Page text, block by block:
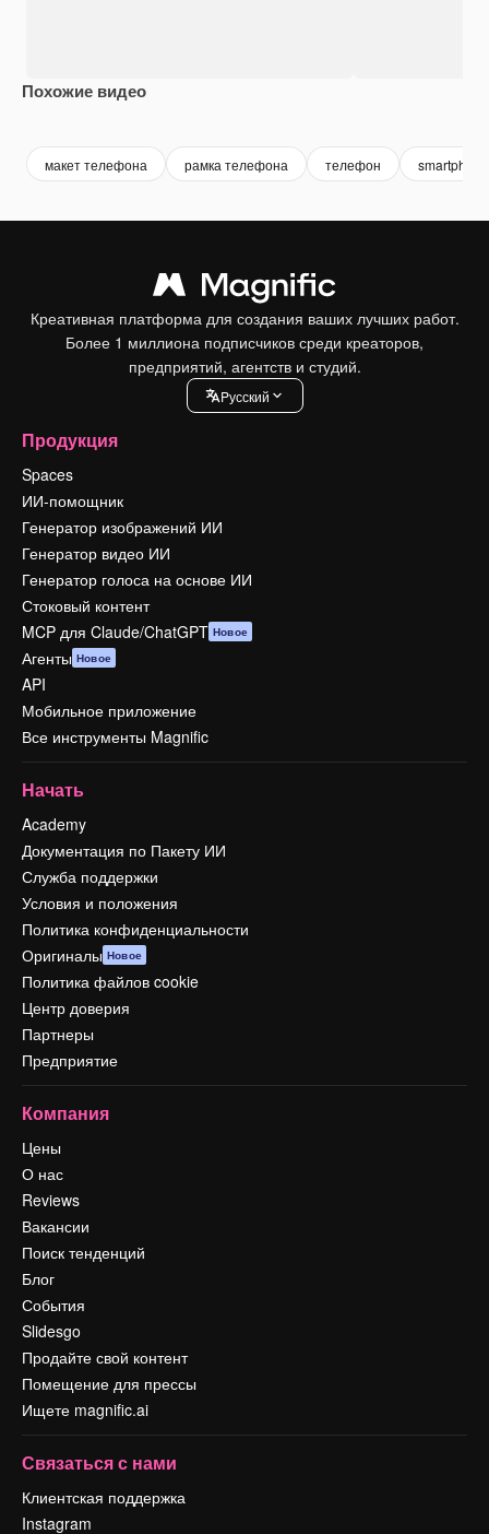
Похожие видео
макет телефона рамка телефона телефон smartphone
Креативная платформа для создания ваших лучших работ.
Более 1 миллиона подписчиков среди креаторов,
предприятий, агентств и студий.
Pусский
Продукция
Spaces
ИИ-помощник
Генератор изображений ИИ
Генератор видео ИИ
Генератор голоса на основе ИИ
Стоковый контент
MCP для Claude/ChatGPT Новое
Агенты Новое
API
Мобильное приложение
Все инструменты Magnific
Начать
Academy
Документация по Пакету ИИ
Служба поддержки
Условия и положения
Политика конфиденциальности
Оригиналы Новое
Политика файлов cookie
Центр доверия
Партнеры
Предприятие
Компания
Цены
О нас
Reviews
Вакансии
Поиск тенденций
Блог
События
Slidesgo
Продайте свой контент
Помещение для прессы
Ищете magnific.ai
Связаться с нами
Клиентская поддержка
Instagram